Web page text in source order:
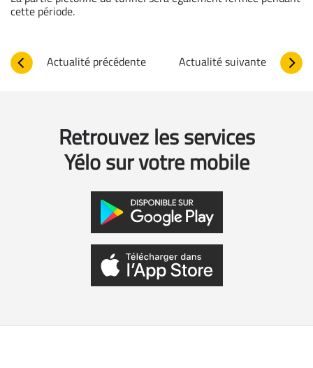
cette période.
Actualité précédente Actualité suivante
Retrouvez les services
Yélo sur votre mobile